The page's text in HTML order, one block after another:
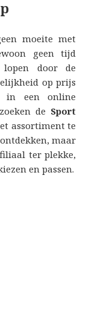
moeite met
geen tijd
door de
op prijs
in een online
de Sport
assortiment te
maar
ter plekke,
en passen.